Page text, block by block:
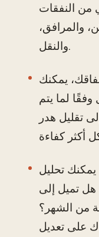
من النفقات
والمرافق،
والنقل.
يمكنك
لما يتم
تقليل هدر
تحليل
هل تميل إلى
من الشهر؟
على تعديل